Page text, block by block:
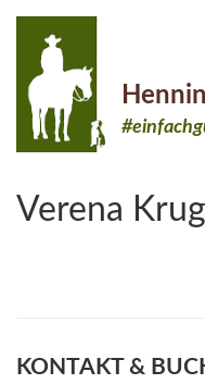
Verena Krug
KONTAKT &